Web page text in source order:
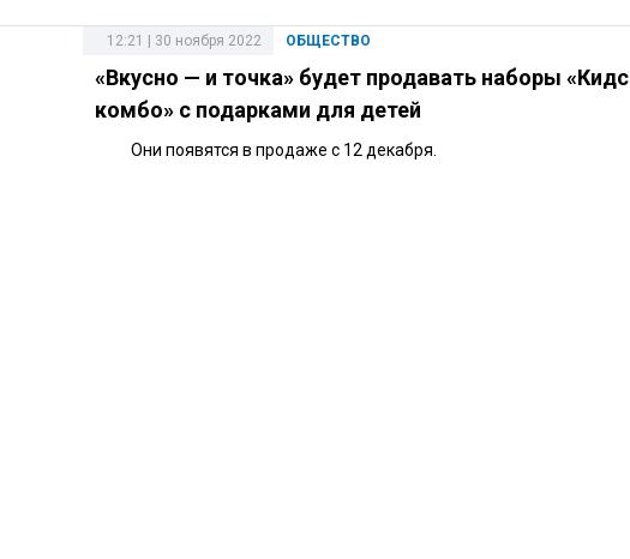
ОБЩЕСТВО
12:21 | 30 ноября 2022
«Вкусно — и точка» будет продавать наборы «Кидс
комбо» с подарками для детей
Они появятся в продаже с 12 декабря.